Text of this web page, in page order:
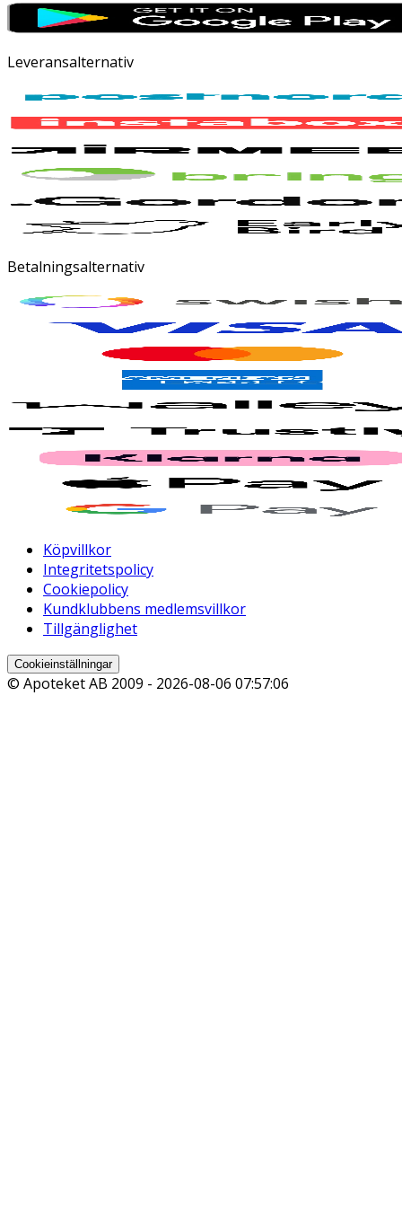
Leveransalternativ
Betalningsalternativ
Köpvillkor
Integritetspolicy
Cookiepolicy
Kundklubbens medlemsvillkor
Tillgänglighet
Cookieinställningar
© Apoteket AB 2009 - 2026-08-06 07:57:06